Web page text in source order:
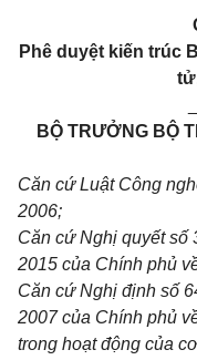
P hê duyệt kiến trúc
tử
BỘ TRƯỞNG BỘ
Căn cứ Luật Công
2006;
Căn cứ Nghị quyết số
2015 của Chính phủ
Căn cứ Nghị định số
2007 của Chính phủ
trong hoạt động của